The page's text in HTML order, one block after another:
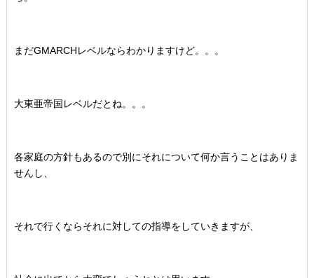
まだGMARCHレベルならわかりますけど。。。
大東亜帝国レベルだとね。。。
各家庭の方針もあるので別にそれについて何か言うことはありま
せんし、
それで行くならそれに対しての指導をしていきますが、